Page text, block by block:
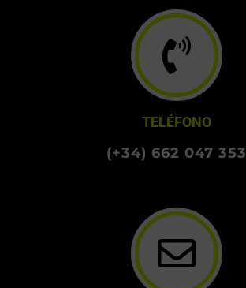
Carrer Indústria, 8
08110 Montcada i
TELÉFONO
(+34) 662 047 353